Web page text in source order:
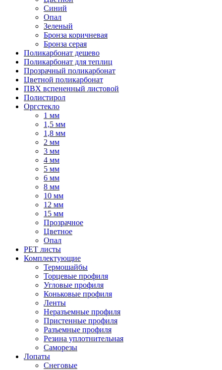
Синий
Опал
Зеленый
Бронза коричневая
Бронза серая
Поликарбонат дешево
Поликарбонат для теплиц
Прозрачный поликарбонат
Цветной поликарбонат
ПВХ вспененный листовой
Полистирол
Оргстекло
1 мм
1,5 мм
1,8 мм
2 мм
3 мм
4 мм
5 мм
6 мм
8 мм
10 мм
12 мм
15 мм
Прозрачное
Цветное
Опал
PET листы
Комплектующие
Термошайбы
Торцевые профиля
Угловые профиля
Коньковые профиля
Ленты
Неразъемные профиля
Пристенные профиля
Разъемные профиля
Резина уплотнительная
Саморезы
Лопаты
Снеговые